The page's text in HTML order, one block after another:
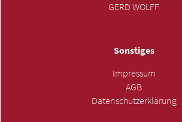
GERD WOLFF
Sonstiges
Impressum
AGB
Datenschutzerklärung